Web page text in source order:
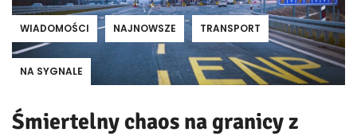
WIADOMOŚCI NAJNOWSZE TRANSPORT
NA SYGNALE
Śmiertelny chaos na granicy z